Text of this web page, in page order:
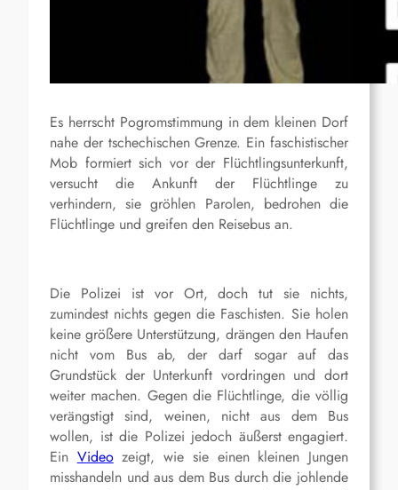
Es herrscht Pogromstimmung in dem kleinen Dorf
nahe der tschechischen Grenze. Ein faschistischer
Mob formiert sich vor der Flüchtlingsunterkunft,
versucht die Ankunft der Flüchtlinge zu
verhindern, sie gröhlen Parolen, bedrohen die
Flüchtlinge und greifen den Reisebus an.
Die Polizei ist vor Ort, doch tut sie nichts,
zumindest nichts gegen die Faschisten. Sie holen
keine größere Unterstützung, drängen den Haufen
nicht vom Bus ab, der darf sogar auf das
Grundstück der Unterkunft vordringen und dort
weiter machen. Gegen die Flüchtlinge, die völlig
verängstigt sind, weinen, nicht aus dem Bus
wollen, ist die Polizei jedoch äußerst engagiert.
Ein Videozeigt, wie sie einen kleinen Jungen
misshandeln und aus dem Bus durch die johlende